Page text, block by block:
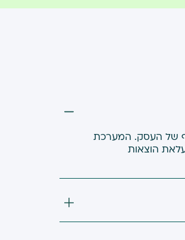
של העסק. המערכת
הוצאות